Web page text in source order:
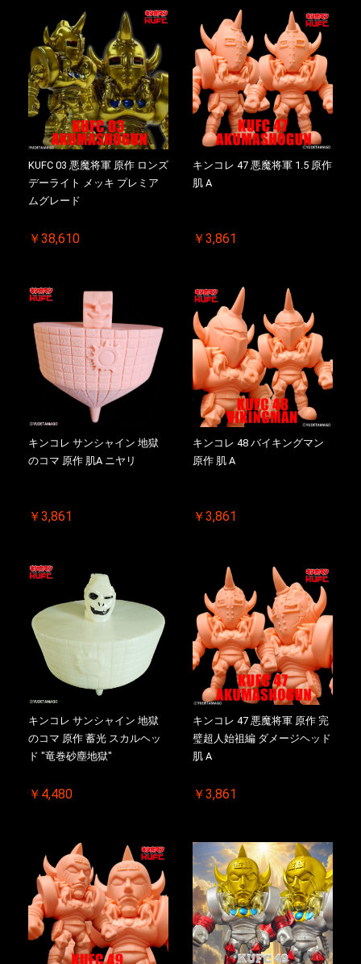
KUFC 03 悪魔将軍 原作 ロンズ
デーライト メッキ プレミア
ムグレード
￥38,610
キンコレ 47 悪魔将軍 1.5 原作
肌 A
￥3,861
キンコレ サンシャイン 地獄
のコマ 原作 肌A ニヤリ
￥3,861
キンコレ 48 バイキングマン
原作 肌 A
￥3,861
キンコレ サンシャイン 地獄
のコマ 原作 蓄光 スカルヘッ
ド "竜巻砂塵地獄"
￥4,480
キンコレ 47 悪魔将軍 原作 完
璧超人始祖編 ダメージヘッド
肌 A
￥3,861